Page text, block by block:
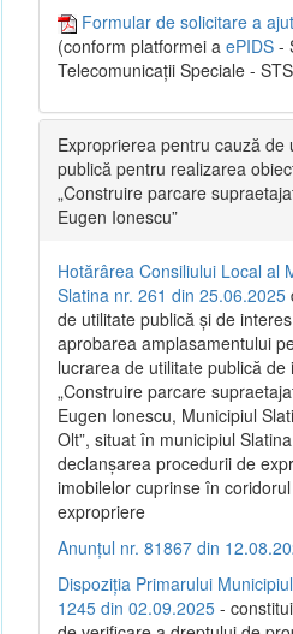
Formular de solicitare a
(conform platformei a ePIDS -
Telecomunicații Speciale -
Exproprierea pentru cauză de
publică pentru realizarea
„Construire parcare
Eugen Ionescu”
Hotărârea Consiliului Local al
Slatina nr. 261 din 25.06.2025
de utilitate publică și de
aprobarea amplasamentului
lucrarea de utilitate publică de
„Construire parcare
Eugen Ionescu, Municipiul
Olt”, situat în municipiul
declanșarea procedurii de
imobilelor cuprinse în
expropriere
Anunțul nr. 81867 din
Dispoziția Primarului
1245 din 02.09.2025 -